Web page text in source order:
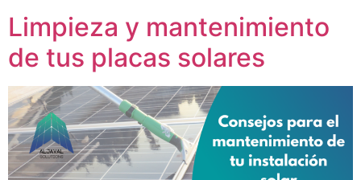
Limpieza y mantenimiento
de tus placas solares